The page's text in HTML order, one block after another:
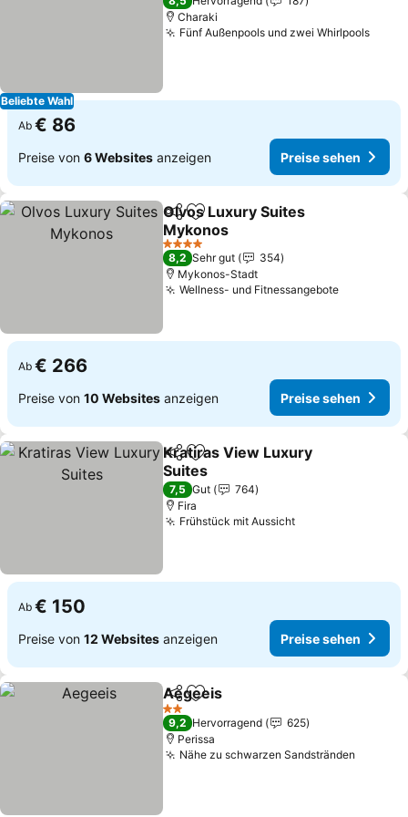
Beliebte Wahl
Charaki
Fünf Außenpools und zwei Whirlpools
Ab € 86
Preise von 6 Websites anzeigen Preise sehen
TeilenZu Favoriten hinzufügen
Olvos Luxury Suites
Mykonos
Preise sehen
4 Sterne
8,2 Sehr gut
354
Mykonos-Stadt
Wellness- und FitnessangebotePreise
Ab € 266
Preise von 10 Websites anzeigen Preise sehen
TeilenZu Favoriten hinzufügen
Kratiras View Luxury
Suites
Preise sehen
7,5 Gut
764
Fira
Frühstück mit AussichtPreise sehen
Ab € 150
Preise von 12 Websites anzeigen Preise sehen
TeilenZu Favoriten hinzufügen
Aegeeis
2 Sterne
9,2 Hervorragend
625
Perissa
Nähe zu schwarzen Sandstränden